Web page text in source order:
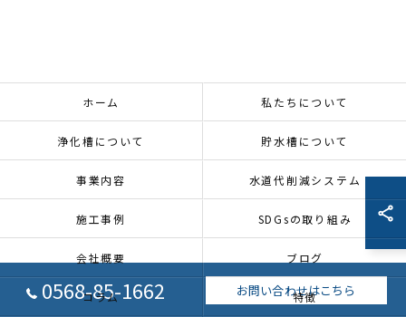
0568-85-1662 お問い合わせはこちら
ホーム 私たちについて
浄化槽について 貯水槽について
事業内容 水道代削減システム
施工事例 SDGsの取り組み
会社概要 ブログ
コラム 特徴